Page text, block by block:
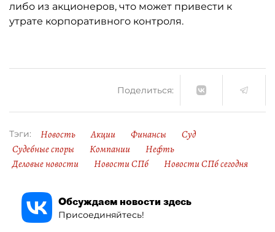
либо из акционеров, что может привести к
утрате корпоративного контроля.
Поделиться:
Тэги: Новость Акции Финансы
Суд
Судебные споры
Компании
Нефть
Деловые новости
Новости СПб Новости СПб сегодня
Обсуждаем новости здесь
Присоединяйтесь!